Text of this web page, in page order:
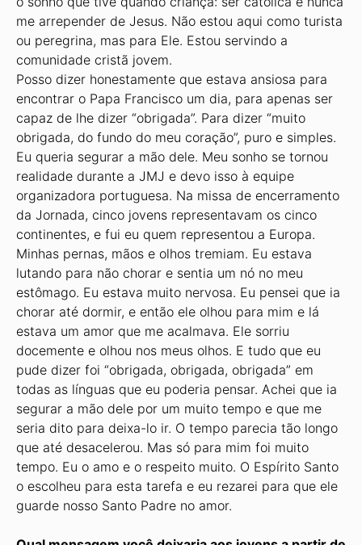
me arrepender de Jesus. Não estou aqui como turista
ou peregrina, mas para Ele. Estou servindo a
comunidade cristã jovem.
Posso dizer honestamente que estava ansiosa para
encontrar o Papa Francisco um dia, para apenas ser
capaz de lhe dizer “obrigada”. Para dizer “muito
obrigada, do fundo do meu coração”, puro e simples.
Eu queria segurar a mão dele. Meu sonho se tornou
realidade durante a JMJ e devo isso à equipe
organizadora portuguesa. Na missa de encerramento
da Jornada, cinco jovens representavam os cinco
continentes, e fui eu quem representou a Europa.
Minhas pernas, mãos e olhos tremiam. Eu estava
lutando para não chorar e sentia um nó no meu
estômago. Eu estava muito nervosa. Eu pensei que ia
chorar até dormir, e então ele olhou para mim e lá
estava um amor que me acalmava. Ele sorriu
docemente e olhou nos meus olhos. E tudo que eu
pude dizer foi “obrigada, obrigada, obrigada” em
todas as línguas que eu poderia pensar. Achei que ia
segurar a mão dele por um muito tempo e que me
seria dito para deixa-lo ir. O tempo parecia tão longo
que até desacelerou. Mas só para mim foi muito
tempo. Eu o amo e o respeito muito. O Espírito Santo
o escolheu para esta tarefa e eu rezarei para que ele
guarde nosso Santo Padre no amor.